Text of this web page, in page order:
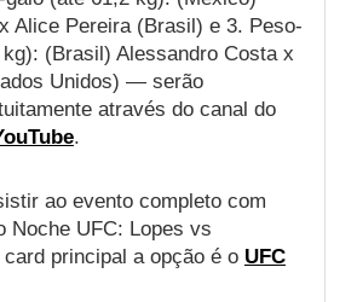
Alice Pereira (Brasil) e 3. Peso-
(Brasil) Alessandro Costa x
Unidos) — serão
através do canal do
.
ao evento completo com
Noche UFC: Lopes vs
principal a opção é o UFC